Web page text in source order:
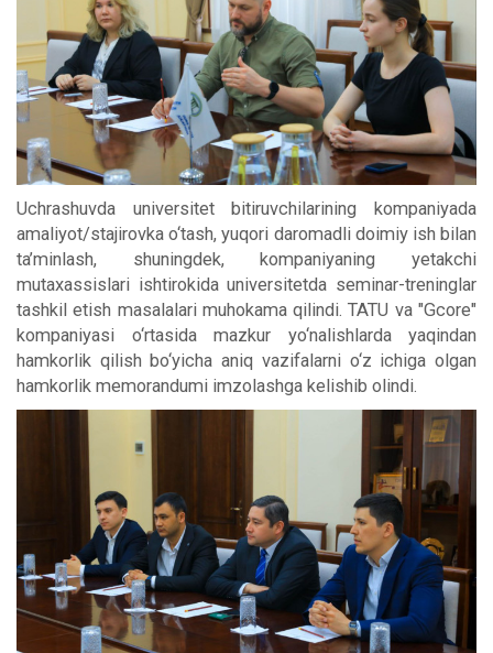
Uchrashuvda universitet bitiruvchilarining kompaniyada
amaliyot/stajirovka o‘tash, yuqori daromadli doimiy ish bilan
ta’minlash, shuningdek, kompaniyaning yetakchi
mutaxassislari ishtirokida universitetda seminar-treninglar
tashkil etish masalalari muhokama qilindi. TATU va "Gcore"
kompaniyasi o‘rtasida mazkur yo‘nalishlarda yaqindan
hamkorlik qilish bo‘yicha aniq vazifalarni o‘z ichiga olgan
hamkorlik memorandumi imzolashga kelishib olindi.